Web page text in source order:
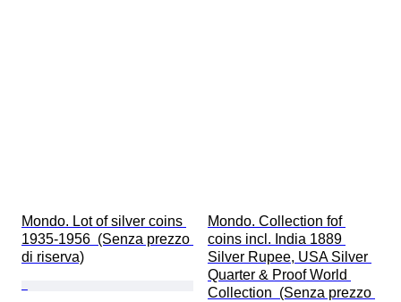
Mondo. Lot of silver coins
1935-1956  (Senza prezzo
di riserva)
Mondo. Collection fof
coins incl. India 1889
Silver Rupee, USA Silver
Quarter & Proof World
Collection  (Senza prezzo